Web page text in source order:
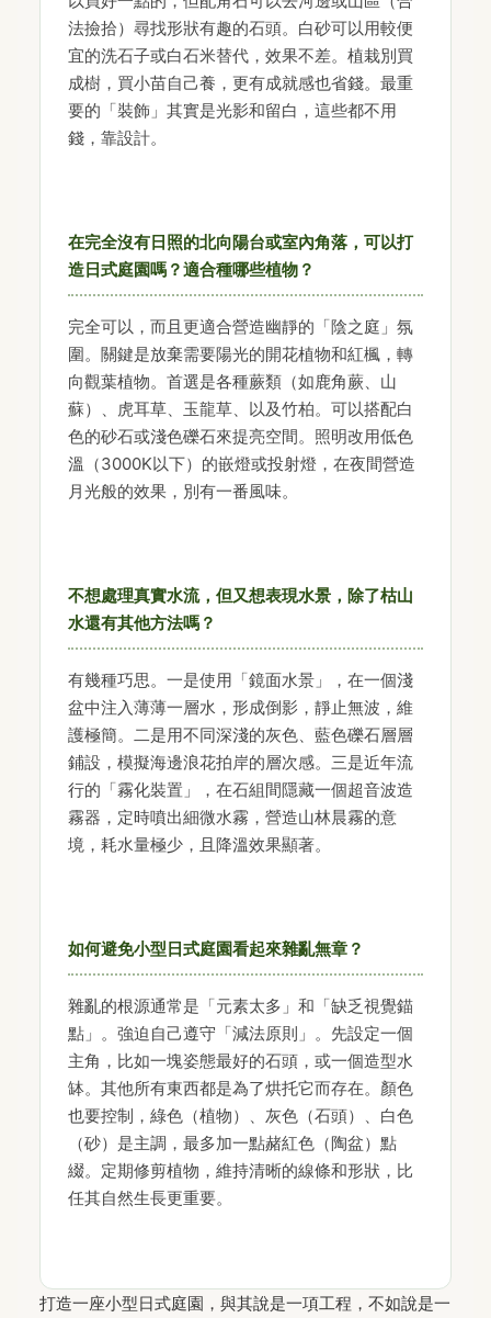
法撿拾）尋找形狀有趣的石頭。白砂可以用較便
宜的洗石子或白石米替代，效果不差。植栽別買
成樹，買小苗自己養，更有成就感也省錢。最重
要的「裝飾」其實是光影和留白，這些都不用
錢，靠設計。
在完全沒有日照的北向陽台或室內角落，可以打
造日式庭園嗎？適合種哪些植物？
完全可以，而且更適合營造幽靜的「陰之庭」氛
圍。關鍵是放棄需要陽光的開花植物和紅楓，轉
向觀葉植物。首選是各種蕨類（如鹿角蕨、山
蘇）、虎耳草、玉龍草、以及竹柏。可以搭配白
色的砂石或淺色礫石來提亮空間。照明改用低色
溫（3000K以下）的嵌燈或投射燈，在夜間營造
月光般的效果，別有一番風味。
不想處理真實水流，但又想表現水景，除了枯山
水還有其他方法嗎？
有幾種巧思。一是使用「鏡面水景」，在一個淺
盆中注入薄薄一層水，形成倒影，靜止無波，維
護極簡。二是用不同深淺的灰色、藍色礫石層層
鋪設，模擬海邊浪花拍岸的層次感。三是近年流
行的「霧化裝置」，在石組間隱藏一個超音波造
霧器，定時噴出細微水霧，營造山林晨霧的意
境，耗水量極少，且降溫效果顯著。
如何避免小型日式庭園看起來雜亂無章？
雜亂的根源通常是「元素太多」和「缺乏視覺錨
點」。強迫自己遵守「減法原則」。先設定一個
主角，比如一塊姿態最好的石頭，或一個造型水
缽。其他所有東西都是為了烘托它而存在。顏色
也要控制，綠色（植物）、灰色（石頭）、白色
（砂）是主調，最多加一點赭紅色（陶盆）點
綴。定期修剪植物，維持清晰的線條和形狀，比
任其自然生長更重要。
打造一座小型日式庭園，與其說是一項工程，不如說是一